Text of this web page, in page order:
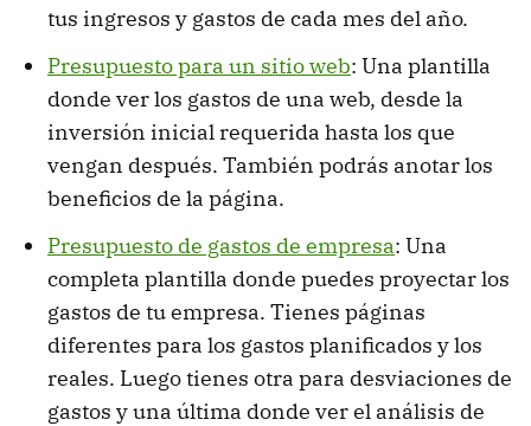
tus ingresos y gastos de cada mes del año.
Presupuesto para un sitio web: Una plantilla
donde ver los gastos de una web, desde la
inversión inicial requerida hasta los que
vengan después. También podrás anotar los
beneficios de la página.
Presupuesto de gastos de empresa: Una
completa plantilla donde puedes proyectar los
gastos de tu empresa. Tienes páginas
diferentes para los gastos planificados y los
reales. Luego tienes otra para desviaciones de
gastos y una última donde ver el análisis de